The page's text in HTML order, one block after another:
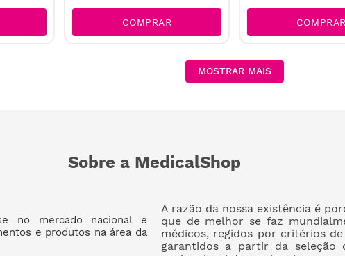
COMPRAR COMPRAR
MOSTRAR MAIS
Sobre a MedicalShop
no mercado nacional e
e produtos na área da
A razão da nossa existência é
que de melhor se faz
médicos, regidos por critérios
garantidos a partir da seleção